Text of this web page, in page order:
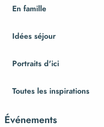
En famille
Idées séjour
Portraits d'ici
Toutes les inspirations
Événements
S’inscrire à la